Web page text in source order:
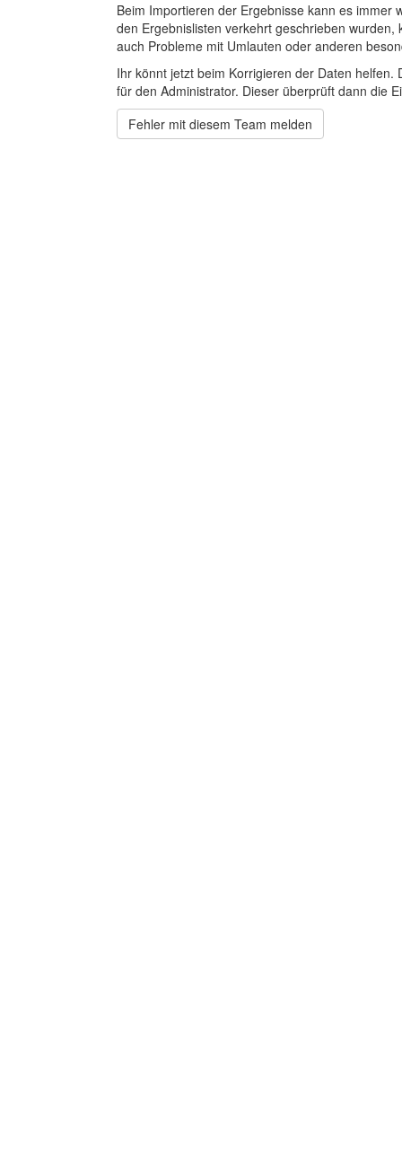
Beim Importieren der Ergebnisse kann es
den Ergebnislisten verkehrt geschrieben
auch Probleme mit Umlauten oder anderen
Ihr könnt jetzt beim Korrigieren der Daten
für den Administrator. Dieser überprüft dann die
Fehler mit diesem Team melden